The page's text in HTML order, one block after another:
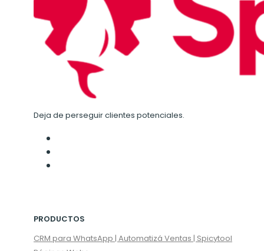
Deja de perseguir clientes potenciales.
PRODUCTOS
CRM para WhatsApp | Automatizá Ventas | Spicytool